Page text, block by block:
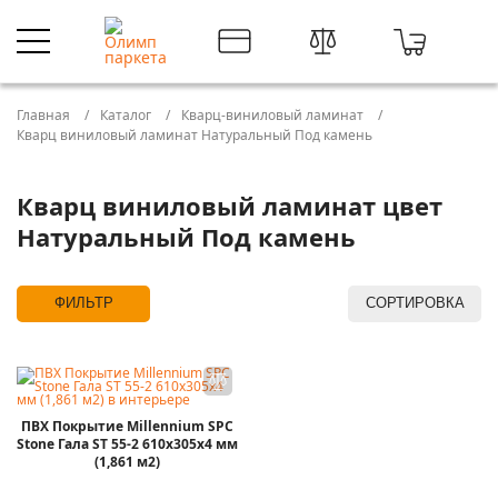
Главная Каталог
Кварц-виниловый ламинат
Кварц виниловый ламинат Натуральный Под камень
Кварц виниловый ламинат цвет
Натуральный Под камень
ФИЛЬТР СОРТИРОВКА
ПВХ Покрытие Millennium SPC
Stone Гала ST 55-2 610х305х4 мм
(1,861 м2)